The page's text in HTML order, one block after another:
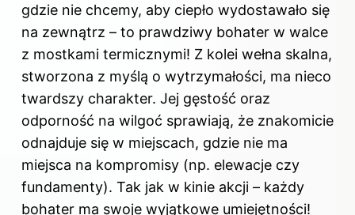
gdzie nie chcemy, aby ciepło wydostawało się
na zewnątrz – to prawdziwy bohater w walce
z mostkami termicznymi! Z kolei wełna skalna,
stworzona z myślą o wytrzymałości, ma nieco
twardszy charakter. Jej gęstość oraz
odporność na wilgoć sprawiają, że znakomicie
odnajduje się w miejscach, gdzie nie ma
miejsca na kompromisy (np. elewacje czy
fundamenty). Tak jak w kinie akcji – każdy
bohater ma swoje wyjątkowe umiejętności!